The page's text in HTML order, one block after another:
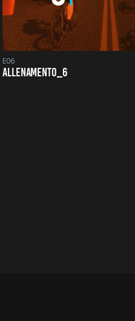
E06
ALLENAMENTO_6